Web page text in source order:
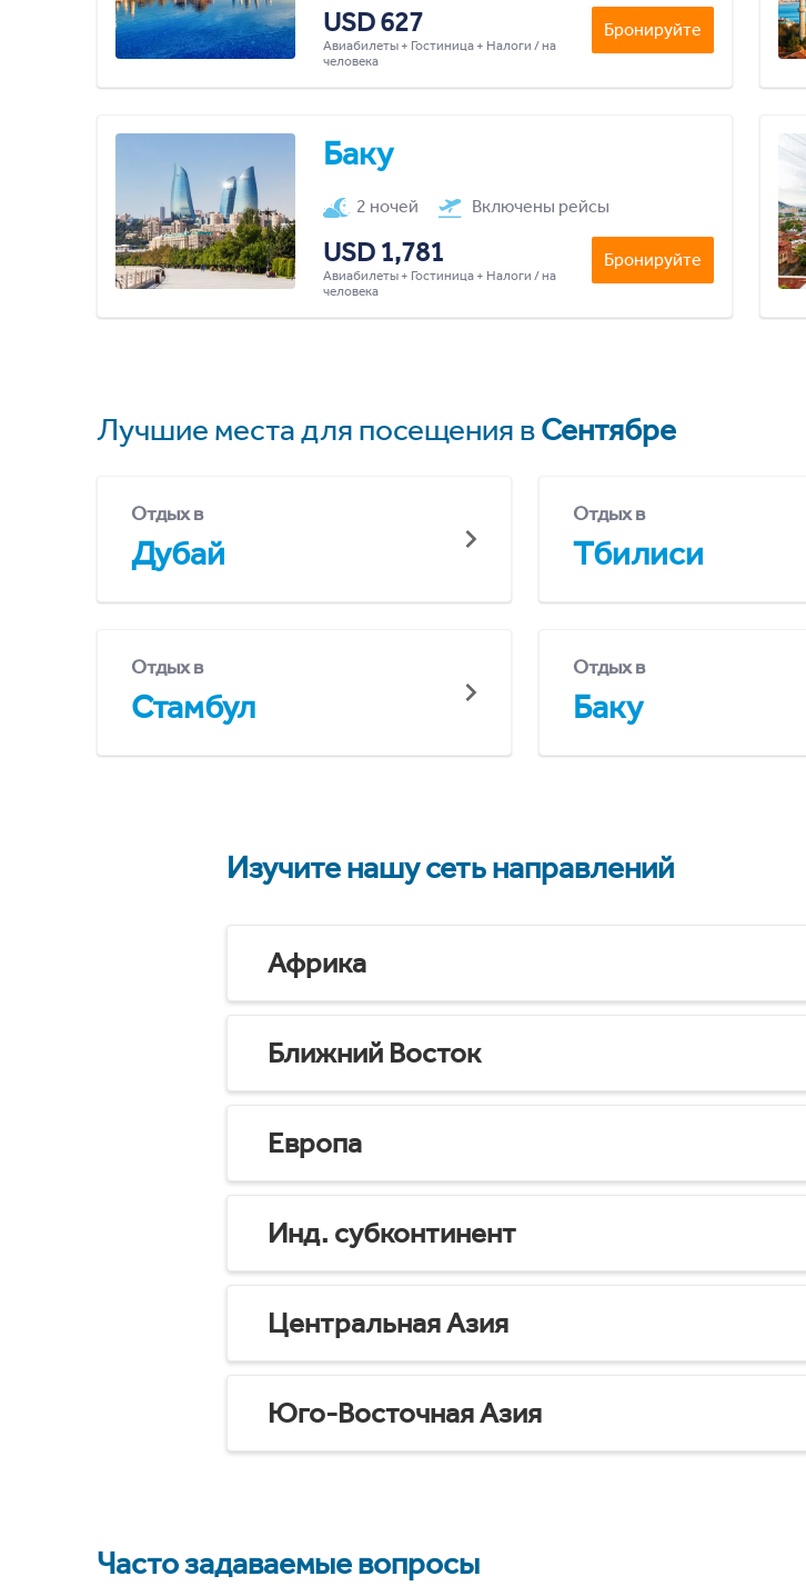
USD 627
Авиабилеты + Гостиница + Налоги / на
человека
Бронируйте
Баку
2 ночей Включены рейсы
USD 1,781
Авиабилеты + Гостиница + Налоги / на
человека
Бронируйте
Лучшие места для посещения вСентябре
Отдых в
Дубай
Отдых в
Тбилиси
Отдых в
Стамбул
Отдых в
Баку
Изучите нашу сеть направлений
Африка
Ближний Восток
Европа
Инд. субконтинент
Центральная Азия
Юго-Восточная Азия
Часто задаваемые вопросы